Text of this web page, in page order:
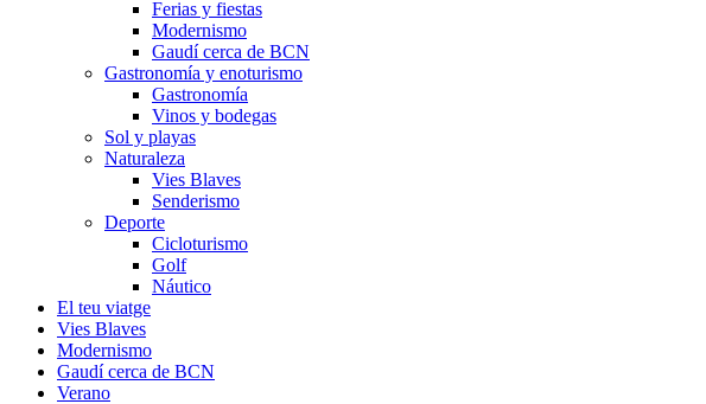
Ferias y fiestas
Modernismo
Gaudí cerca de BCN
Gastronomía y enoturismo
Gastronomía
Vinos y bodegas
Sol y playas
Naturaleza
Vies Blaves
Senderismo
Deporte
Cicloturismo
Golf
Náutico
El teu viatge
Vies Blaves
Modernismo
Gaudí cerca de BCN
Verano